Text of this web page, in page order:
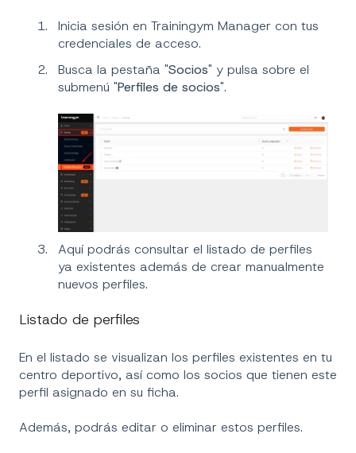
Inicia sesión en Trainingym Manager con tus
credenciales de acceso.
Busca la pestaña "Socios" y pulsa sobre el
submenú "Perfiles de socios".
Aquí podrás consultar el listado de perfiles
ya existentes además de crear manualmente
nuevos perfiles.
Listado de perfiles
En el listado se visualizan los perfiles existentes en tu
centro deportivo, así como los socios que tienen este
perfil asignado en su ficha.
Además, podrás editar o eliminar estos perfiles.